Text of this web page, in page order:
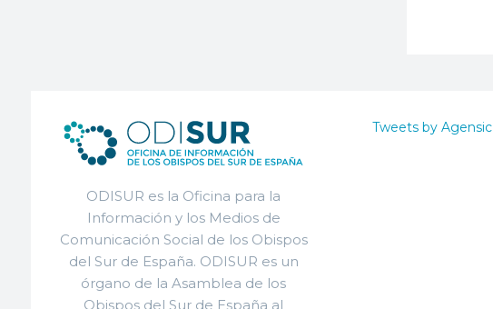
ODISUR es la Oficina para la
Información y los Medios de
Comunicación Social de los Obispos
del Sur de España. ODISUR es un
órgano de la Asamblea de los
Obispos del Sur de España al
Tweets by Agensic